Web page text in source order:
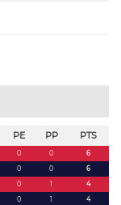
PE PP PTS
0 0
6
0 0
6
0 1
4
0 1
4